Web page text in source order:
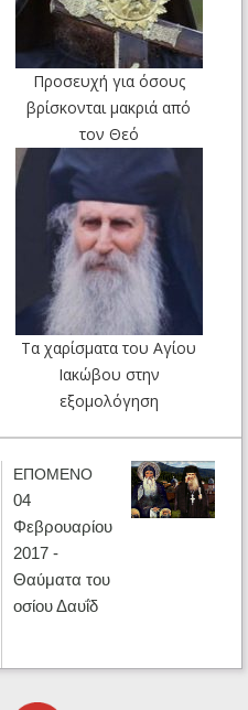
Προσευχή για όσους
βρίσκονται μακριά από
τον Θεό
Τα χαρίσματα του Αγίου
Ιακώβου στην
εξομολόγηση
ΕΠΟΜΕΝΟ
04
Φεβρουαρίου
2017 -
Θαύματα του
οσίου Δαυΐδ